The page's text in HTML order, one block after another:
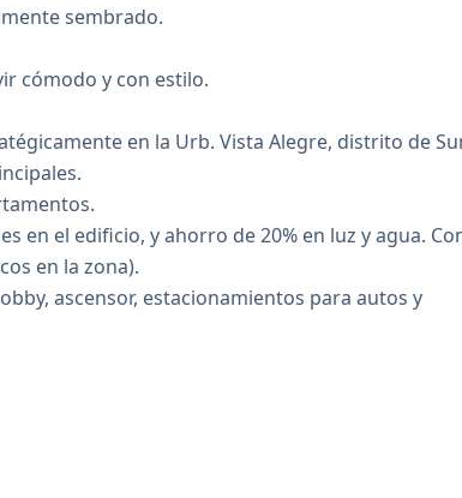
sembrado.
cómodo y con estilo.
en la Urb. Vista Alegre, distrito de
en el edificio, y ahorro de 20% en luz y agua.
en la zona).
ascensor, estacionamientos para autos y